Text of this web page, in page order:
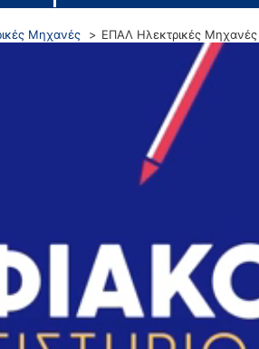
Μηχανές ΕΠΑΛ Ηλεκτρικές